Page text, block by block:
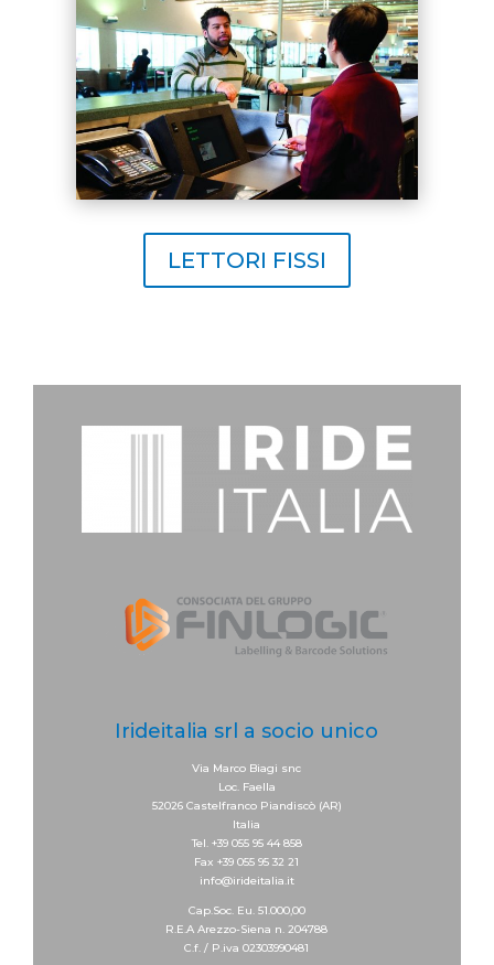
LETTORI FISSI
Irideitalia srl a socio unico
Via Marco Biagi snc
Loc. Faella
52026 Castelfranco Piandiscò (AR)
Italia
Tel. +39 055 95 44 858
Fax +39 055 95 32 21
info@irideitalia.it
Cap.Soc. Eu. 51.000,00
R.E.A Arezzo-Siena n. 204788
C.f. / P.iva 02303990481